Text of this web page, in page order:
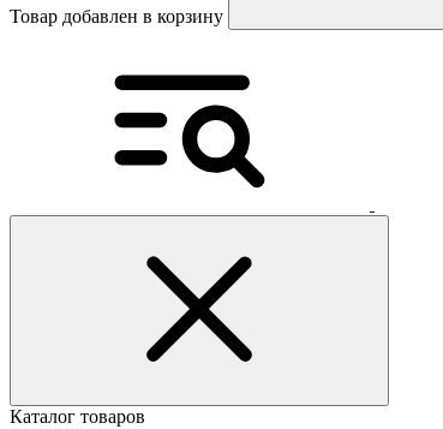
Товар добавлен в корзину
Каталог товаров